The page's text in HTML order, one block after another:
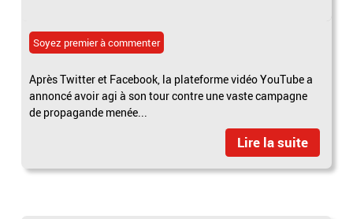
Soyez premier à commenter
Après Twitter et Facebook, la plateforme vidéo YouTube a
annoncé avoir agi à son tour contre une vaste campagne
de propagande menée...
Lire la suite